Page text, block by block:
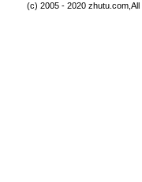
(c) 2005 - 2020